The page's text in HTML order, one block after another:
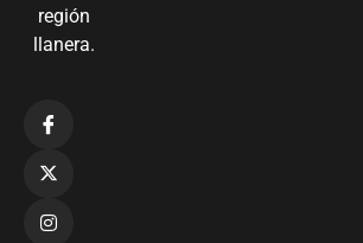
región
llanera.